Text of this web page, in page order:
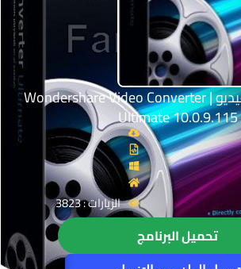
برنامج تحويل الفيديو | Wondershare Video Converter
Ultimate 10.0.9.115
الزيارات : 3823
تحميل البرنامج